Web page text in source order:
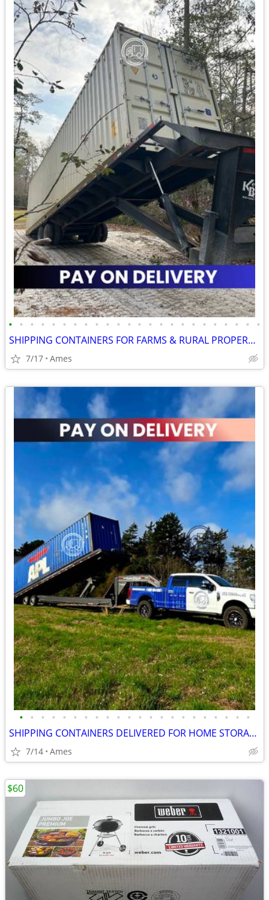
• • • • • • • • • • • • • • • • • • • • • • • •
SHIPPING CONTAINERS FOR FARMS & RURAL PROPERTIES (385) 446-6148
7/17 Ames
• • • • • • • • • • • • • • • • • • • • • •
SHIPPING CONTAINERS DELIVERED FOR HOME STORAGE (385) 446-6148
7/14 Ames
$60